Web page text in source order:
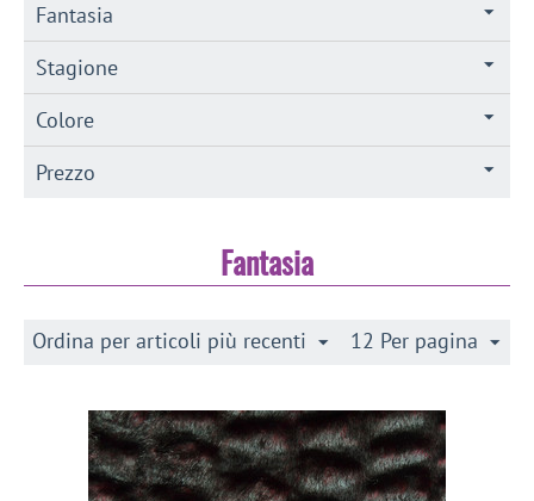
Fantasia
Stagione
Colore
Prezzo
Fantasia
Ordina per articoli più recenti 12 Per pagina